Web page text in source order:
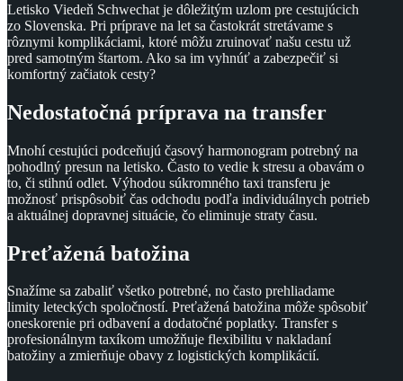
Letisko Viedeň Schwechat je dôležitým uzlom pre cestujúcich
zo Slovenska. Pri príprave na let sa častokrát stretávame s
rôznymi komplikáciami, ktoré môžu zruinovať našu cestu už
pred samotným štartom. Ako sa im vyhnúť a zabezpečiť si
komfortný začiatok cesty?
Nedostatočná príprava na transfer
Mnohí cestujúci podceňujú časový harmonogram potrebný na
pohodlný presun na letisko. Často to vedie k stresu a obavám o
to, či stihnú odlet. Výhodou súkromného taxi transferu je
možnosť prispôsobiť čas odchodu podľa individuálnych potrieb
a aktuálnej dopravnej situácie, čo eliminuje straty času.
Preťažená batožina
Snažíme sa zabaliť všetko potrebné, no často prehliadame
limity leteckých spoločností. Preťažená batožina môže spôsobiť
oneskorenie pri odbavení a dodatočné poplatky. Transfer s
profesionálnym taxíkom umožňuje flexibilitu v nakladaní
batožiny a zmierňuje obavy z logistických komplikácií.